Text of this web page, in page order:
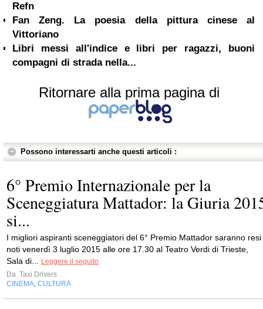
Refn
Fan Zeng. La poesia della pittura cinese al
Vittoriano
Libri messi all'indice e libri per ragazzi, buoni
compagni di strada nella...
Ritornare alla prima pagina di
Possono interessarti anche questi articoli :
6° Premio Internazionale per la
Sceneggiatura Mattador: la Giuria
si...
I migliori aspiranti sceneggiatori del 6° Premio Mattador saranno resi
noti venerdì 3 luglio 2015 alle ore 17.30 al Teatro Verdi di Trieste,
Sala di...
Leggere il seguito
Da Taxi Drivers
CINEMA CULTURA